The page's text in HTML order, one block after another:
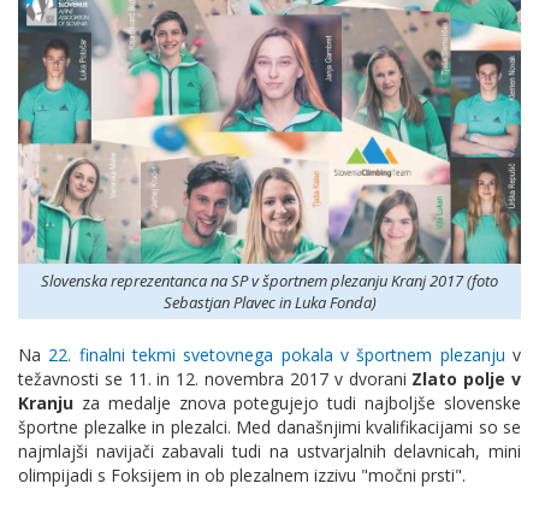
Slovenska reprezentanca na SP v športnem plezanju Kranj 2017 (foto
Sebastjan Plavec in Luka Fonda)
Na 22. finalni tekmi svetovnega pokala v športnem plezanju v
težavnosti se 11. in 12. novembra 2017 v dvorani Zlato polje v
Kranju za medalje znova potegujejo tudi najboljše slovenske
športne plezalke in plezalci. Med današnjimi kvalifikacijami so se
najmlajši navijači zabavali tudi na ustvarjalnih delavnicah, mini
olimpijadi s Foksijem in ob plezalnem izzivu "močni prsti".